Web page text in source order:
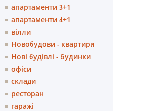
апартаменти 3+1
апартаменти 4+1
вілли
Новобудови - квартири
Нові будівлі - будинки
офіси
склади
ресторан
гаражі